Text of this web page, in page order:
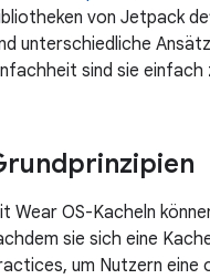
von Jetpack
unterschiedliche
sind sie
Wear OS-Kacheln
sie sich eine
um Nutzern eine